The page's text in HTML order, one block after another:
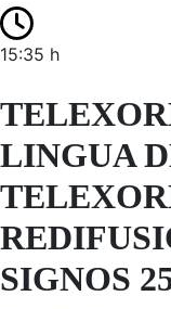
15:35 h
LINGUA
SIGNOS